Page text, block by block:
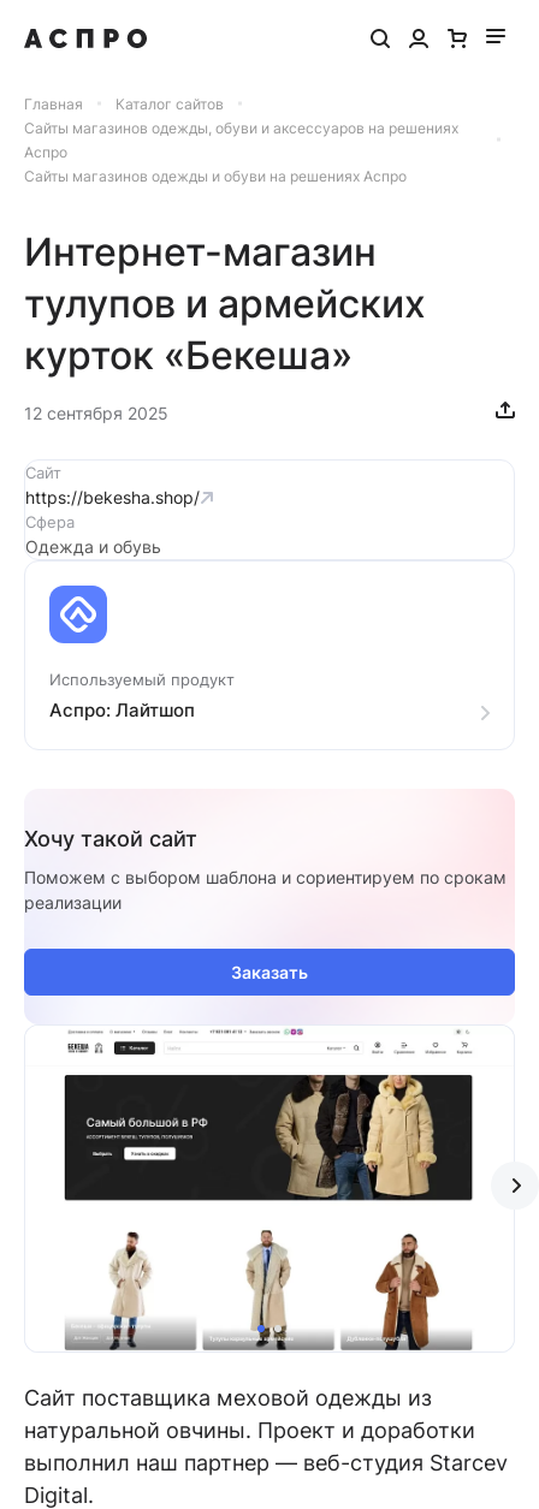
Главная
Каталог сайтов
Сайты магазинов одежды, обуви и аксессуаров на решениях
Аспро
Сайты магазинов одежды и обуви на решениях Аспро
Интернет-магазин
тулупов и армейских
курток «Бекеша»
12 сентября 2025
Сайт поставщика меховой одежды из
натуральной овчины. Проект и доработки
выполнил наш партнер — веб-студия Starcev
Digital.
Сайт
https://bekesha.shop/
Сфера
Одежда и обувь
Используемый продукт
Аспро: Лайтшоп
Хочу такой сайт
Поможем с выбором шаблона и сориентируем по срокам
реализации
Заказать